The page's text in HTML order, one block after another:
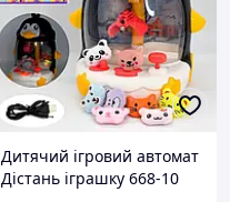
Дитячий ігровий автомат
Дістань іграшку 668-10